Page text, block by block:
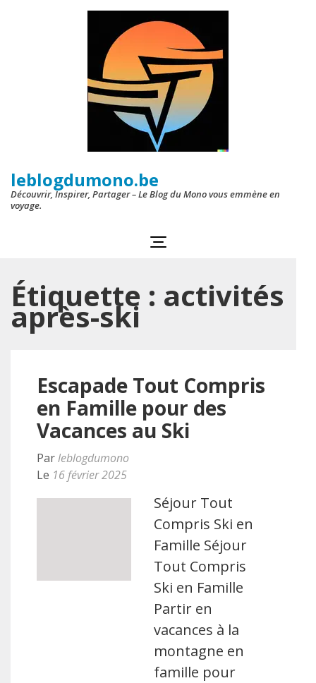
leblogdumono.be
Découvrir, Inspirer, Partager – Le Blog du Mono vous emmène en
voyage.
Étiquette : activités
après-ski
Escapade Tout Compris
en Famille pour des
Vacances au Ski
Parleblogdumono
Le 16 février 2025
Séjour Tout
Compris Ski en
Famille Séjour
Tout Compris
Ski en Famille
Partir en
vacances à la
montagne en
famille pour